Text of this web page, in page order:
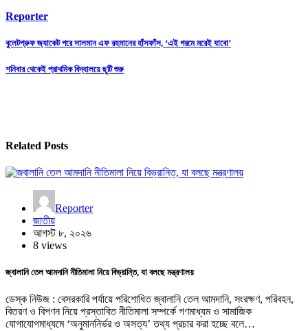
Reporter
Post
navigation
বুলেটপ্রুফ জ্যাকেট পরে সালমান এফ রহমানের হাঁসফাঁস, ‘এই গরমে মরেই যাবো’
শনিবার থেকেই প্রাথমিক বিদ্যালয়ে ছুটি শুরু
Related Posts
Reporter
জাতীয়
আগস্ট ৮, ২০২৬
8 views
জ্বালানি তেল আমদানি নীতিমালা নিয়ে বিভ্রান্তি, যা বলছে মন্ত্রণালয়
ডেস্ক নিউজ : বেসরকারি পর্যায়ে পরিশোধিত জ্বালানি তেল আমদানি, সংরক্ষণ, পরিবহন,
বিতরণ ও বিপণন নিয়ে প্রস্তাবিত নীতিমালা সম্পর্কে গণমাধ্যম ও সামাজিক
যোগাযোগমাধ্যমে ‘অনুমাননির্ভর ও অসত্য’ তথ্য প্রচার করা হচ্ছে বলে…